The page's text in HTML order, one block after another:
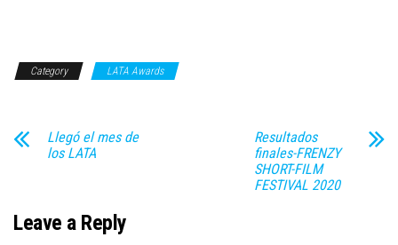
Category LATA Awards
Llegó el mes de
los LATA
Resultados
finales-FRENZY
SHORT-FILM
FESTIVAL 2020
Leave a Reply